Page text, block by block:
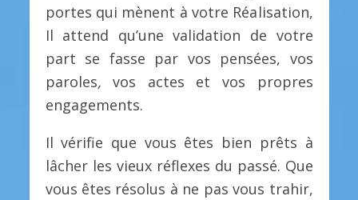
portes qui mènent à votre Réalisation,
Il attend qu’une validation de votre
part se fasse par vos pensées, vos
paroles, vos actes et vos propres
engagements.
Il vérifie que vous êtes bien prêts à
lâcher les vieux réflexes du passé. Que
vous êtes résolus à ne pas vous trahir,